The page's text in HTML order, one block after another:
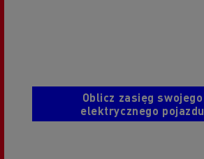
Oblicz zasięg swojego
elektrycznego pojazdu